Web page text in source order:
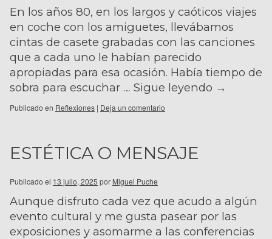
En los años 80, en los largos y caóticos viajes
en coche con los amiguetes, llevábamos
cintas de casete grabadas con las canciones
que a cada uno le habían parecido
apropiadas para esa ocasión. Había tiempo de
sobra para escuchar … Sigue leyendo →
Publicado en Reflexiones | Deja un comentario
ESTÉTICA O MENSAJE
Publicado el 13 julio, 2025 por Miguel Puche
Aunque disfruto cada vez que acudo a algún
evento cultural y me gusta pasear por las
exposiciones y asomarme a las conferencias